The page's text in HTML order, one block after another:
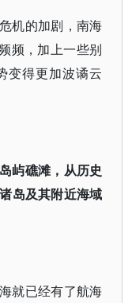
机的加剧，南海
频，加上一些别
变得更加波谲云
屿礁滩，从历史
岛及其附近海域
就已经有了航海